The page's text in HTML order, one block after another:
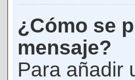
¿Cómo se
mensaje?
Para añadir